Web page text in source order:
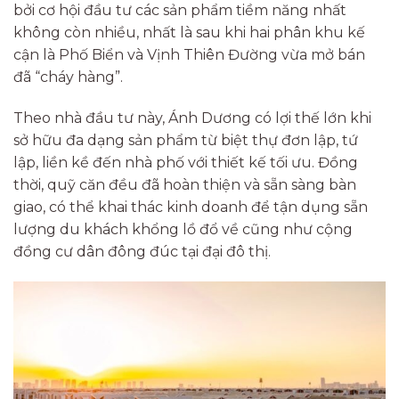
bởi cơ hội đầu tư các sản phẩm tiềm năng nhất
không còn nhiều, nhất là sau khi hai phân khu kế
cận là Phố Biển và Vịnh Thiên Đường vừa mở bán
đã “cháy hàng”.
Theo nhà đầu tư này, Ánh Dương có lợi thế lớn khi
sở hữu đa dạng sản phẩm từ biệt thự đơn lập, tứ
lập, liền kề đến nhà phố với thiết kế tối ưu. Đồng
thời, quỹ căn đều đã hoàn thiện và sẵn sàng bàn
giao, có thể khai thác kinh doanh để tận dụng sẵn
lượng du khách khổng lồ đổ về cũng như cộng
đồng cư dân đông đúc tại đại đô thị.